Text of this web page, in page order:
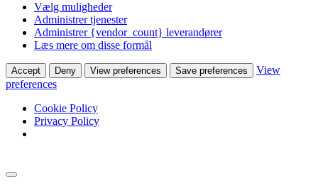
Vælg muligheder
Administrer tjenester
Administrer {vendor_count} leverandører
Læs mere om disse formål
Accept Deny View preferences Save preferences
View
preferences
Cookie Policy
Privacy Policy